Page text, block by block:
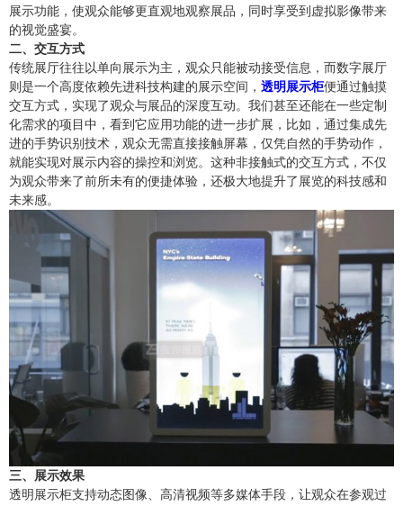
展示功能，使观众能够更直观地观察展品，同时享受到虚拟影像带来
的视觉盛宴。
二、交互方式
传统展厅往往以单向展示为主，观众只能被动接受信息，而数字展厅
则是一个高度依赖先进科技构建的展示空间， 透明展示柜便通过触摸
交互方式，实现了观众与展品的深度互动。我们甚至还能在一些定制
化需求的项目中，看到它应用功能的进一步扩展，比如，通过集成先
进的手势识别技术，观众无需直接接触屏幕，仅凭自然的手势动作，
就能实现对展示内容的操控和浏览。这种非接触式的交互方式，不仅
为观众带来了前所未有的便捷体验，还极大地提升了展览的科技感和
未来感。
三、展示效果
透明展示柜支持动态图像、高清视频等多媒体手段，让观众在参观过